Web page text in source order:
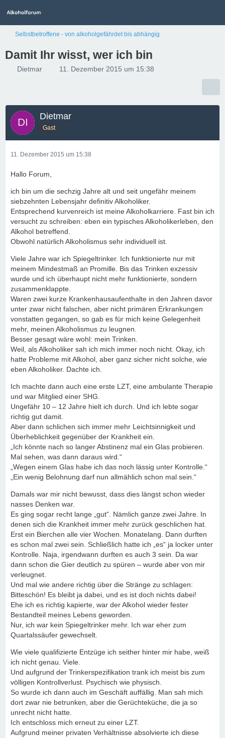
Selbstbetroffene - von alkoholgefährdet bis abhängig
Damit Ihr wisst, wer ich bin
Dietmar 11. Dezember 2015 um 15:38
Dietmar
Gast
11. Dezember 2015 um 15:38
Hallo Forum,
ich bin um die sechzig Jahre alt und seit ungefähr meinem
siebzehnten Lebensjahr definitiv Alkoholiker.
Entsprechend kurvenreich ist meine Alkoholkarriere. Fast bin ich
versucht zu schreiben: eben ein typisches Alkoholikerleben, den
Alkohol betreffend.
Obwohl natürlich Alkoholismus sehr individuell ist.
Viele Jahre war ich Spiegeltrinker. Ich funktionierte nur mit
meinem Mindestmaß an Promille. Bis das Trinken exzessiv
wurde und ich überhaupt nicht mehr funktionierte, sondern
zusammenklappte.
Waren zwei kurze Krankenhausaufenthalte in den Jahren davor
unter zwar nicht falschen, aber nicht primären Erkrankungen
vonstatten gegangen, so gab es für mich keine Gelegenheit
mehr, meinen Alkoholismus zu leugnen.
Besser gesagt wäre wohl: mein Trinken.
Weil, als Alkoholiker sah ich mich immer noch nicht. Okay, ich
hatte Probleme mit Alkohol, aber ganz sicher nicht solche, wie
eben Alkoholiker. Dachte ich.
Ich machte dann auch eine erste LZT, eine ambulante Therapie
und war Mitglied einer SHG.
Ungefähr 10 – 12 Jahre hielt ich durch. Und ich lebte sogar
richtig gut damit.
Aber dann schlichen sich immer mehr Leichtsinnigkeit und
Überheblichkeit gegenüber der Krankheit ein.
„Ich könnte nach so langer Abstinenz mal ein Glas probieren.
Mal sehen, was dann daraus wird.“
„Wegen einem Glas habe ich das noch lässig unter Kontrolle.“
„Ein wenig Belohnung darf nun allmählich schon mal sein.“
Damals war mir nicht bewusst, dass dies längst schon wieder
nasses Denken war.
Es ging sogar recht lange „gut“. Nämlich ganze zwei Jahre. In
denen sich die Krankheit immer mehr zurück geschlichen hat.
Erst ein Bierchen alle vier Wochen. Monatelang. Dann durften
es schon mal zwei sein. Schließlich hatte ich „es“ ja locker unter
Kontrolle. Naja, irgendwann durften es auch 3 sein. Da war
dann schon die Gier deutlich zu spüren – wurde aber von mir
verleugnet.
Und mal wie andere richtig über die Stränge zu schlagen:
Bitteschön! Es bleibt ja dabei, und es ist doch nichts dabei!
Ehe ich es richtig kapierte, war der Alkohol wieder fester
Bestandteil meines Lebens geworden.
Nur, ich war kein Spiegeltrinker mehr. Ich war eher zum
Quartalssäufer gewechselt.
Wie viele qualifizierte Entzüge ich seither hinter mir habe, weiß
ich nicht genau. Viele.
Und aufgrund der Trinkerspezifikation trank ich meist bis zum
völligen Kontrollverlust. Psychisch wie physisch.
So wurde ich dann auch im Geschäft auffällig. Man sah mich
dort zwar nie betrunken, aber die Gerüchteküche, die ja so
unrecht nicht hatte.
Ich entschloss mich erneut zu einer LZT.
Aufgrund meiner privaten Verhältnisse absolvierte ich diese